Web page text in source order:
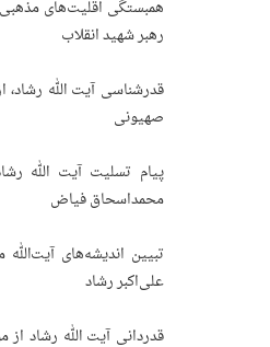
همبستگی اقلیت‌های
رهبر شهید انقلاب
قدرشناسی آیت الله رشاد،
صهیونی
پیام تسلیت آیت الله
محمداسحاق فیاض
تبیین اندیشه‌های
علی‌اکبر رشاد
قدردانی آیت الله رشاد